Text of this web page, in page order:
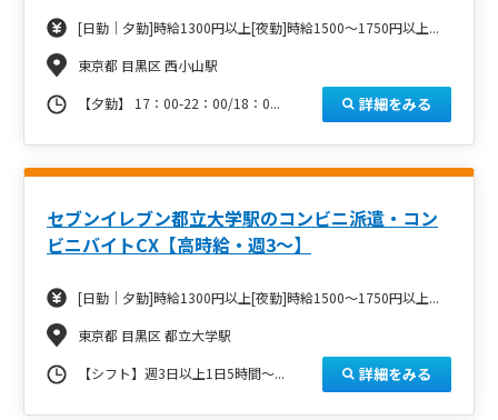
[日勤｜夕勤]時給1300円以上[夜勤]時給1500～1750円以上...
東京都 目黒区 西小山駅
【夕勤】 17：00-22：00/18：0... 詳細をみる
セブンイレブン都立大学駅のコンビニ派遣・コン
ビニバイトCX【高時給・週3～】
[日勤｜夕勤]時給1300円以上[夜勤]時給1500～1750円以上...
東京都 目黒区 都立大学駅
【シフト】週3日以上1日5時間～... 詳細をみる